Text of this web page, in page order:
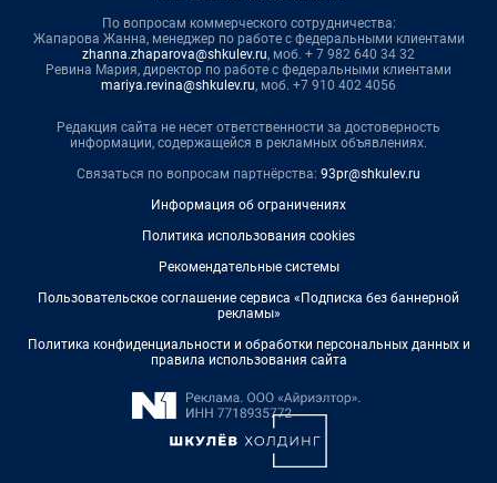
По вопросам коммерческого сотрудничества:
Жапарова Жанна, менеджер по работе с федеральными клиентами
zhanna.zhaparova@shkulev.ru, моб. + 7 982 640 34 32
Ревина Мария, директор по работе с федеральными клиентами
mariya.revina@shkulev.ru, моб. +7 910 402 4056
Редакция сайта не несет ответственности за достоверность
информации, содержащейся в рекламных объявлениях.
Связаться по вопросам партнёрства: 93pr@shkulev.ru
Информация об ограничениях
Политика использования cookies
Рекомендательные системы
Пользовательское соглашение сервиса «Подписка без баннерной
рекламы»
Политика конфиденциальности и обработки персональных данных и
правила использования сайта